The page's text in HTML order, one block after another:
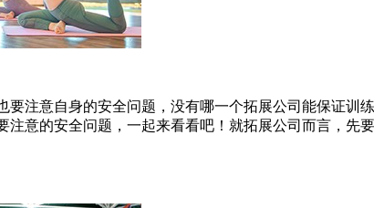
注意自身的安全问题，没有哪一个拓展公司能保证训
意的安全问题，一起来看看吧！就拓展公司而言，先